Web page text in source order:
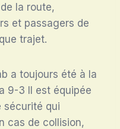
la route,
et passagers de
trajet.
a toujours été à la
9-3 II est équipée
sécurité qui
cas de collision,